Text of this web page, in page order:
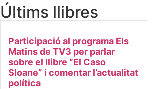
Últims llibres
Participació al programa Els
Matins de TV3 per parlar
sobre el llibre “El Caso
Sloane” i comentar l’actualitat
política